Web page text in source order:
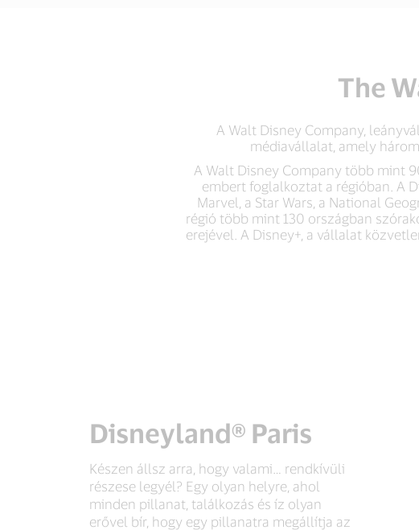
The
A Walt Disney Company,
médiavállalat, amely
A Walt Disney Company több mint
embert foglalkoztat a régióban. A
Marvel, a Star Wars, a National
régió több mint 130 országban
erejével. A Disney+, a vállalat
Disneyland® Paris
Készen állsz arra, hogy valami… rendkívüli
részese legyél? Egy olyan helyre, ahol
minden pillanat, találkozás és íz olyan
erővel bír, hogy egy pillanatra megállítja az